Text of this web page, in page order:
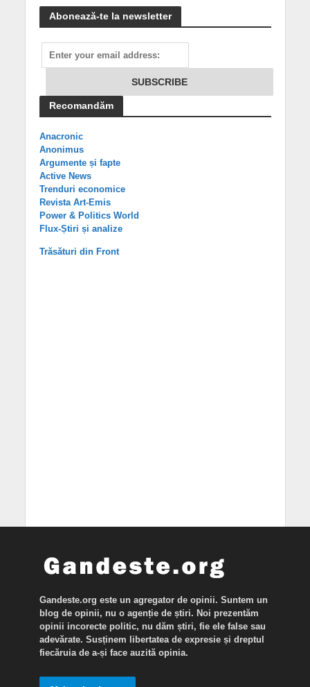
Abonează-te la newsletter
Recomandăm
Anacronic
Anonimus
Argumente și fapte
Active News
Trenduri economice
Revista Art-Emis
Power & Politics World
Flux-Știri și analize
Trăsături din Front
Gandeste.org este un agregator de opinii. Suntem un
blog de opinii, nu o agenție de știri. Noi prezentăm
opinii incorecte politic, nu dăm știri, fie ele false sau
adevărate. Susținem libertatea de expresie și dreptul
fiecăruia de a-și face auzită opinia.